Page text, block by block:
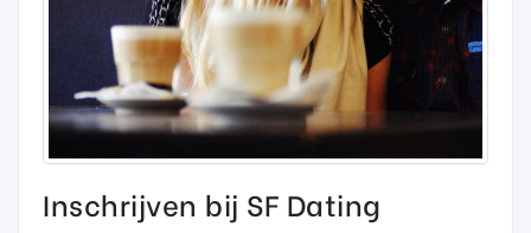
Inschrijven bij SF Dating